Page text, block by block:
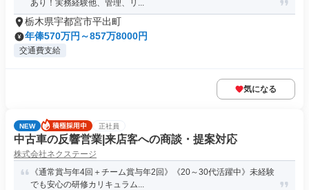
あり！実務経験他、管理、リ...
栃木県宇都宮市平出町
年俸570万円～857万8000円
交通費支給
気になる
NEW 正社員
中古車の反響営業|来店客への商談・提案対応
株式会社ネクステージ
《通常賞与年4回＋チーム賞与年2回》《20～30代活躍中》未経験
でも安心の研修カリキュラム...